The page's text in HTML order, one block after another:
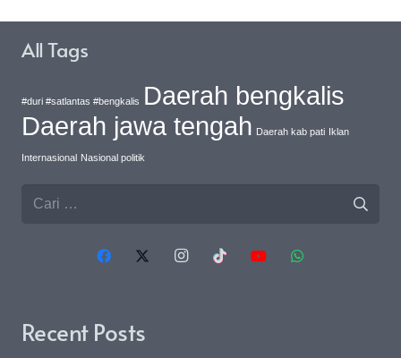
Recent Posts
All Tags
#duri #satlantas #bengkalis Daerah bengkalis
Daerah jawa tengah Daerah kab pati Iklan
Internasional Nasional politik
Cari